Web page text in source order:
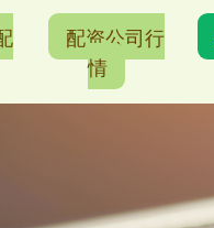
配资公司行
情